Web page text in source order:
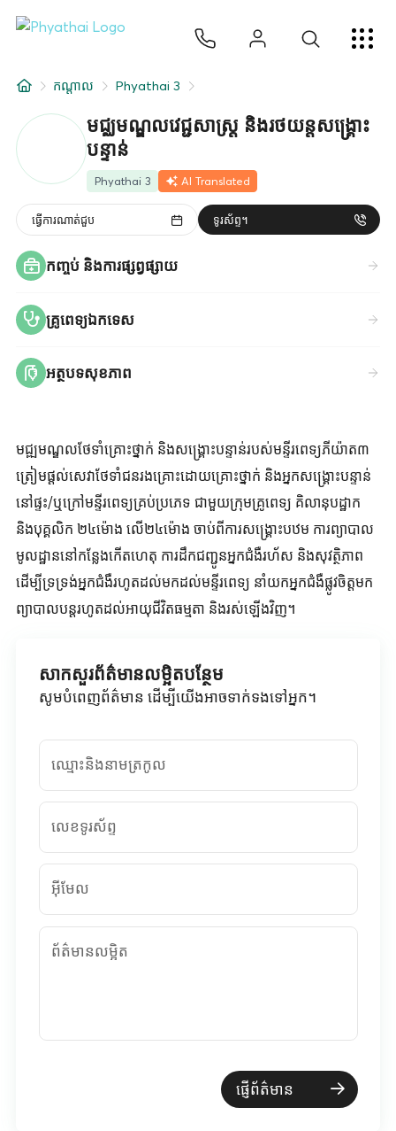
អំពីពួកយើង
សាខាមន្ទីរពេទ្យ
កណ្តាល Phyathai 3
មជ្ឈមណ្ឌលវេជ្ជសាស្ត្រ និងរថយន្តសង្គ្រោះ
បន្ទាន់
Phyathai 3 AI Translated
ធ្វើការណាត់ជួប ទូរស័ព្ទ។
កញ្ចប់ និងការផ្សព្វផ្សាយ
គ្រូពេទ្យឯកទេស
អត្ថបទសុខភាព
មជ្ឍមណ្ឌលថែទាំគ្រោះថ្នាក់ និងសង្គ្រោះបន្ទាន់របស់មន្ទីរពេទ្យភីយ៉ាត៣
ត្រៀមផ្តល់សេវាថែទាំជនរងគ្រោះដោយគ្រោះថ្នាក់ និងអ្នកសង្គ្រោះបន្ទាន់
នៅផ្ទះ/ឬក្រៅមន្ទីរពេទ្យគ្រប់ប្រភេទ ជាមួយក្រុមគ្រូពេទ្យ គិលានុបដ្ឋាក
និងបុគ្គលិក ២៤ម៉ោង លើ២៤ម៉ោង ចាប់ពីការសង្គ្រោះបឋម ការព្យាបាល
មូលដ្ឋាននៅកន្លែងកើតហេតុ ការដឹកជញ្ជូនអ្នកជំងឺរហ័ស និងសុវត្ថិភាព
ដើម្បីទ្រទ្រង់អ្នកជំងឺរហូតដល់មកដល់មន្ទីរពេទ្យ នាំយកអ្នកជំងឺផ្លូវចិត្តមក
ព្យាបាលបន្តរហូតដល់អាយុជីវិតធម្មតា និងរស់ឡើងវិញ។
សាកសួរព័ត៌មានលម្អិតបន្ថែម
សូមបំពេញព័ត៌មាន ដើម្បីយើងអាចទាក់ទងទៅអ្នក។
ឈ្មោះនិងនាមត្រកូល
លេខទូរស័ព្ទ
អ៊ីមែល
ព័ត៌មានលម្អិត
ផ្ញើព័ត៌មាន